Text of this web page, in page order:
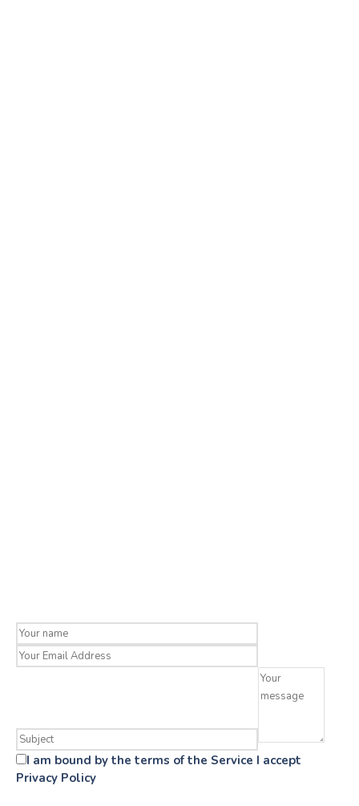
I am bound by the terms of the Service I accept
Privacy Policy